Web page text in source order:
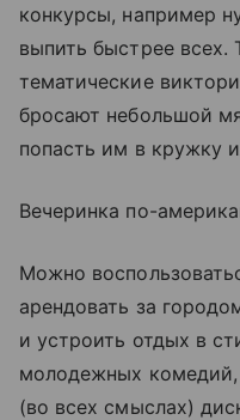
конкурсы, например
выпить быстрее всех.
тематические
бросают небольшой
попасть им в кружку
Вечеринка по-
Можно
арендовать за
и устроить отдых в
молодежных комедий,
(во всех смыслах)